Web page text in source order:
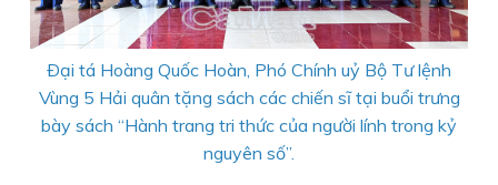
Ðại tá Hoàng Quốc Hoàn, Phó Chính uỷ Bộ Tư lệnh
Vùng 5 Hải quân tặng sách các chiến sĩ tại buổi trưng
bày sách “Hành trang tri thức của người lính trong kỷ
nguyên số”.